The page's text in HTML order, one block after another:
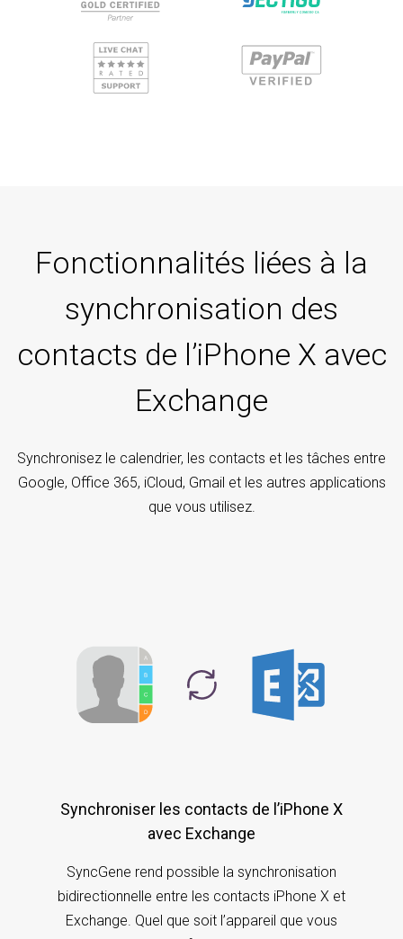
Fonctionnalités liées à la
synchronisation des
contacts de l’iPhone X avec
Exchange
Synchronisez le calendrier, les contacts et les tâches entre
Google, Office 365, iCloud, Gmail et les autres applications
que vous utilisez.
Synchroniser les contacts de l’iPhone X
avec Exchange
SyncGene rend possible la synchronisation
bidirectionnelle entre les contacts iPhone X et
Exchange. Quel que soit l’appareil que vous